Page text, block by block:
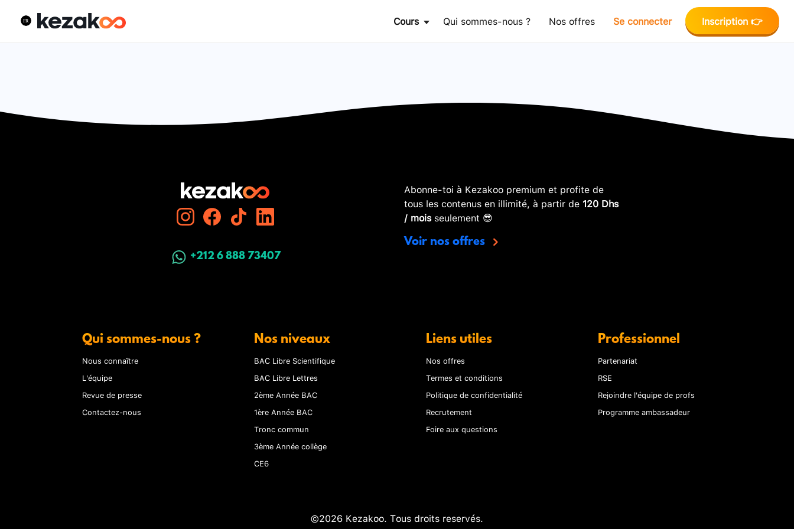
Cours Qui sommes-nous ? Nos offres Se connecter Inscription 👉
+212 6 888 73407
Abonne-toi à Kezakoo premium et profite de
tous les contenus en illimité, à partir de 120 Dhs
/ moisseulement 😎
Voir nos offres
Qui sommes-nous ?
Nous connaître
L'équipe
Revue de presse
Contactez-nous
Nos niveaux
BAC Libre Scientifique
BAC Libre Lettres
2ème Année BAC
1ère Année BAC
Tronc commun
3ème Année collège
CE6
Liens utiles
Nos offres
Termes et conditions
Politique de confidentialité
Recrutement
Foire aux questions
Professionnel
Partenariat
RSE
Rejoindre l'équipe de profs
Programme ambassadeur
©2026 Kezakoo. Tous droits reservés.